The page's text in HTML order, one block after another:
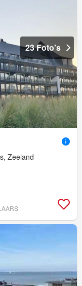
23 Foto's
Zeeland